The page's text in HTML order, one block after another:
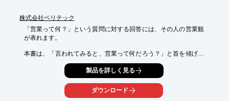
株式会社ペリテック
「営業って何？」という質問に対する回答には、その人の営業観
が表れます。
本書は、「言われてみると、営業って何だろう？」と首を傾げる
方に向けた1冊です。営業として知っておきたい基礎知識をワー
ク形式で習得しながら、自身の思考と行動に無理なく取り入れる
までの道のりをサポートします。
新人・自身の仕事をいまいちど振り返りたい営業マンの方にオス
製品を詳しく見る
ダウンロード